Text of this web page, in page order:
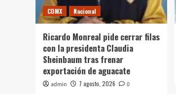
CDMX Nacional
Ricardo Monreal pide cerrar filas
con la presidenta Claudia
Sheinbaum tras frenar
exportación de aguacate
admin 7 agosto, 2026 0